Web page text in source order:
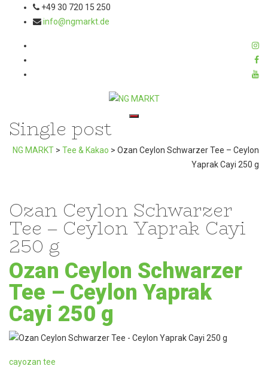
+49 30 720 15 250
info@ngmarkt.de
Single post
NG MARKT > Tee & Kakao > Ozan Ceylon Schwarzer Tee – Ceylon
Yaprak Cayi 250 g
Ozan Ceylon Schwarzer
Tee – Ceylon Yaprak Cayi
250 g
Ozan Ceylon Schwarzer
Tee – Ceylon Yaprak
Cayi 250 g
cayozan tee